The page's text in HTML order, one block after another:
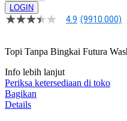
LOGIN
4.9
bintang,
rating
rata-
rata.
Read
13
4.9 (9910.000)
Topi Tanpa Bingkai Futura
Info lebih lanjut
Periksa ketersediaan di toko
Bagikan
Details